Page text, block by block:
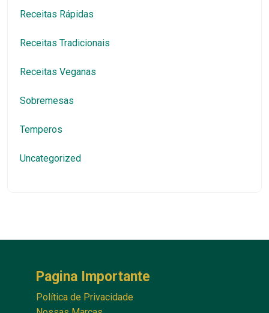
Receitas Rápidas
Receitas Tradicionais
Receitas Veganas
Sobremesas
Temperos
Uncategorized
Pagina Importante
Política de Privacidade